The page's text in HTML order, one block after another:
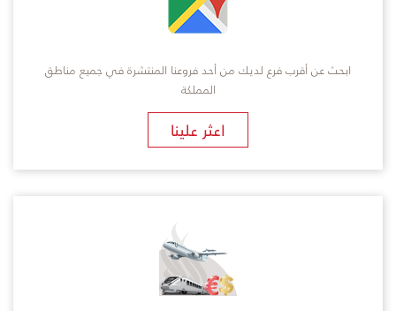
ابحث عن أقرب فرع لديك من أحد فروعنا المنتشرة في جميع مناطق
المملكة
​اعثر علينا